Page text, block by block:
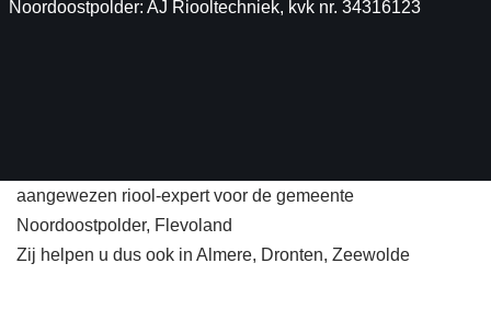
Noordoostpolder: AJ Riooltechniek, kvk nr. 34316123
aangewezen riool-expert voor de gemeente
Noordoostpolder, Flevoland
Zij helpen u dus ook in Almere, Dronten, Zeewolde